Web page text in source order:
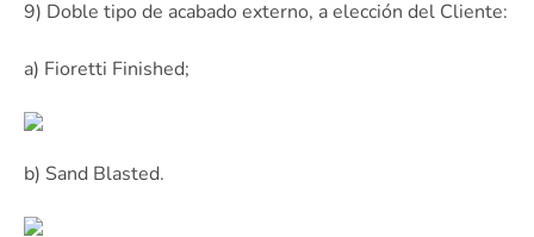
9) Doble tipo de acabado externo, a elección del Cliente:
a) Fioretti Finished;
b) Sand Blasted.